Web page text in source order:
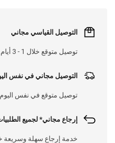
التوصيل القياسي مجاني
توصيل متوقع خلال 1 - 3 أيام عم على 25 د.ك
التوصيل مجاني في نفس
توصيل متوقع في نفس اليوم على
إرجاع مجاني* لجميع